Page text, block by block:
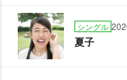
シングル
夏子